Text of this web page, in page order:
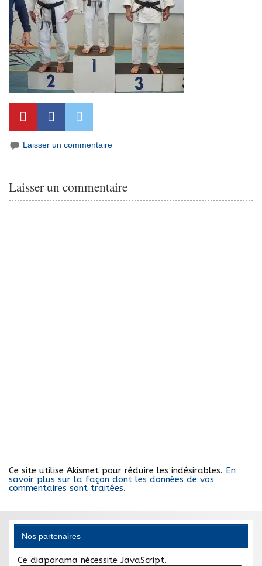
Laisser un commentaire
Laisser un commentaire
Ce site utilise Akismet pour réduire les indésirables. En
savoir plus sur la façon dont les données de vos
commentaires sont traitées.
Nos partenaires
Ce diaporama nécessite JavaScript.